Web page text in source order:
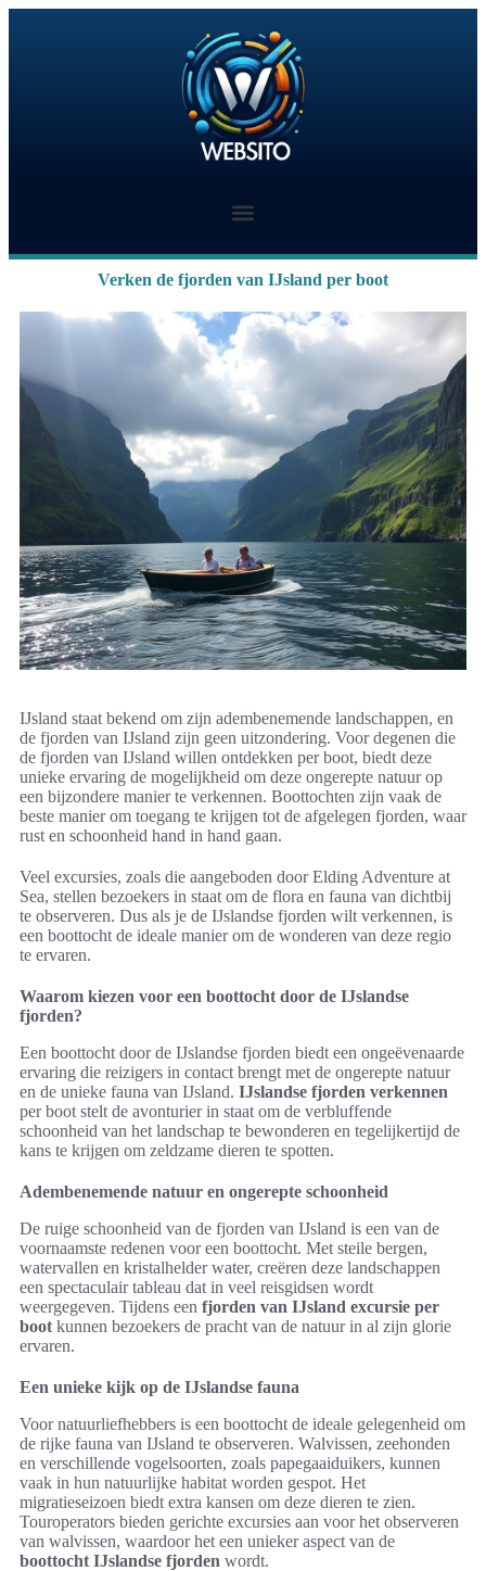
Verken de fjorden van IJsland per boot
IJsland staat bekend om zijn adembenemende landschappen, en
de fjorden van IJsland zijn geen uitzondering. Voor degenen die
de fjorden van IJsland willen ontdekken per boot, biedt deze
unieke ervaring de mogelijkheid om deze ongerepte natuur op
een bijzondere manier te verkennen. Boottochten zijn vaak de
beste manier om toegang te krijgen tot de afgelegen fjorden, waar
rust en schoonheid hand in hand gaan.
Veel excursies, zoals die aangeboden door Elding Adventure at
Sea, stellen bezoekers in staat om de flora en fauna van dichtbij
te observeren. Dus als je de IJslandse fjorden wilt verkennen, is
een boottocht de ideale manier om de wonderen van deze regio
te ervaren.
Waarom kiezen voor een boottocht door de IJslandse
fjorden?
Een boottocht door de IJslandse fjorden biedt een ongeëvenaarde
ervaring die reizigers in contact brengt met de ongerepte natuur
en de unieke fauna van IJsland. IJslandse fjorden verkennen
per boot stelt de avonturier in staat om de verbluffende
schoonheid van het landschap te bewonderen en tegelijkertijd de
kans te krijgen om zeldzame dieren te spotten.
Adembenemende natuur en ongerepte schoonheid
De ruige schoonheid van de fjorden van IJsland is een van de
voornaamste redenen voor een boottocht. Met steile bergen,
watervallen en kristalhelder water, creëren deze landschappen
een spectaculair tableau dat in veel reisgidsen wordt
weergegeven. Tijdens een fjorden van IJsland excursie per
boot kunnen bezoekers de pracht van de natuur in al zijn glorie
ervaren.
Een unieke kijk op de IJslandse fauna
Voor natuurliefhebbers is een boottocht de ideale gelegenheid om
de rijke fauna van IJsland te observeren. Walvissen, zeehonden
en verschillende vogelsoorten, zoals papegaaiduikers, kunnen
vaak in hun natuurlijke habitat worden gespot. Het
migratieseizoen biedt extra kansen om deze dieren te zien.
Touroperators bieden gerichte excursies aan voor het observeren
van walvissen, waardoor het een unieker aspect van de
boottocht IJslandse fjorden wordt.